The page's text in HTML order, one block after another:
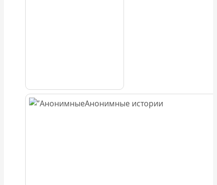
Анонимные истории